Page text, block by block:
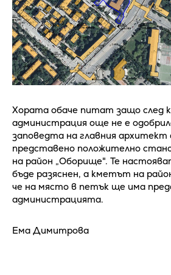
Хората обаче питат защо след
администрация още не е
заповедта на главния архитект
представено положително
на район „Оборище". Те
бъде разяснен, а кметът на
че на място в петък ще има
администрацията.
Ема Димитрова